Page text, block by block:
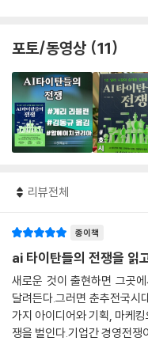
포토/동영상 (11)
리뷰전체
종이책
ai 타이탄들의 전쟁을 읽
새로운 것이 출현하면 그곳
달려든다.그러면 춘추전국시
가지 아이디어와 기획, 마케
쟁을 벌인다.기업간 경영전쟁